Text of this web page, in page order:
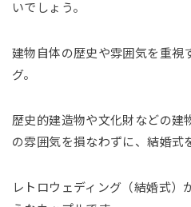
いでしょう。
建物自体の歴史や雰囲気を重視
グ。
歴史的建造物や文化財などの建
の雰囲気を損なわずに、結婚式
レトロウェディング（結婚式）